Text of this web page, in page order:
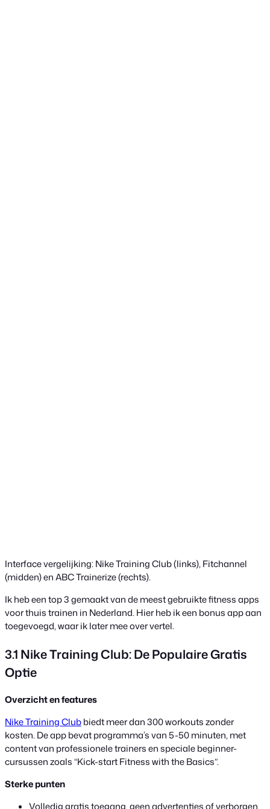
Interface vergelijking: Nike Training Club (links), Fitchannel
(midden) en ABC Trainerize (rechts).
Ik heb een top 3 gemaakt van de meest gebruikte fitness apps
voor thuis trainen in Nederland. Hier heb ik een bonus app aan
toegevoegd, waar ik later mee over vertel.
3.1 Nike Training Club: De Populaire Gratis
Optie
Overzicht en features
Nike Training Clubbiedt meer dan 300 workouts zonder
kosten. De app bevat programma’s van 5-50 minuten, met
content van professionele trainers en speciale beginner-
cursussen zoals “Kick-start Fitness with the Basics”.
Sterke punten
Volledig gratis toegang, geen advertenties of verborgen